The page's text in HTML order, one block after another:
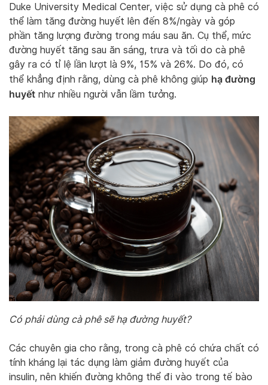
Duke University Medical Center, việc sử dụng cà phê có
thể làm tăng đường huyết lên đến 8%/ngày và góp
phần tăng lượng đường trong máu sau ăn. Cụ thể, mức
đường huyết tăng sau ăn sáng, trưa và tối do cà phê
gây ra có tỉ lệ lần lượt là 9%, 15% và 26%. Do đó, có
thể khẳng định rằng, dùng cà phê không giúp hạ đường
huyết như nhiều người vẫn lầm tưởng.
Có phải dùng cà phê sẽ hạ đường huyết?
Các chuyên gia cho rằng, trong cà phê có chứa chất có
tính kháng lại tác dụng làm giảm đường huyết của
insulin, nên khiến đường không thể đi vào trong tế bào